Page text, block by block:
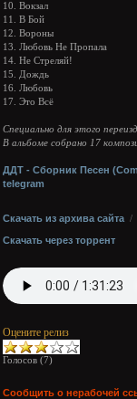
10. Вокзал
11. В Бой
12. Вороны
13. Любовь Не Пропала
14. Не Стреляй!
15. Дождь
16. Любовь
17. Это Всё
Специально для этого
В альбоме собрано 17
ДДТ - Сборник Песен
telegram
Скачать из архива сайта /
Скачать через торрент
Оцените релиз
Голосов (7)
Сообщить о нерабочей